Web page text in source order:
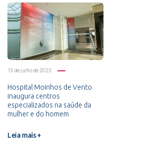
15 de julho de 2023
Hospital Moinhos de Vento
inaugura centros
especializados na saúde da
mulher e do homem
Leia mais +